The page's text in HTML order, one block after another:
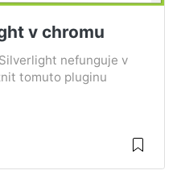
v chromu
nefunguje v
tomuto pluginu